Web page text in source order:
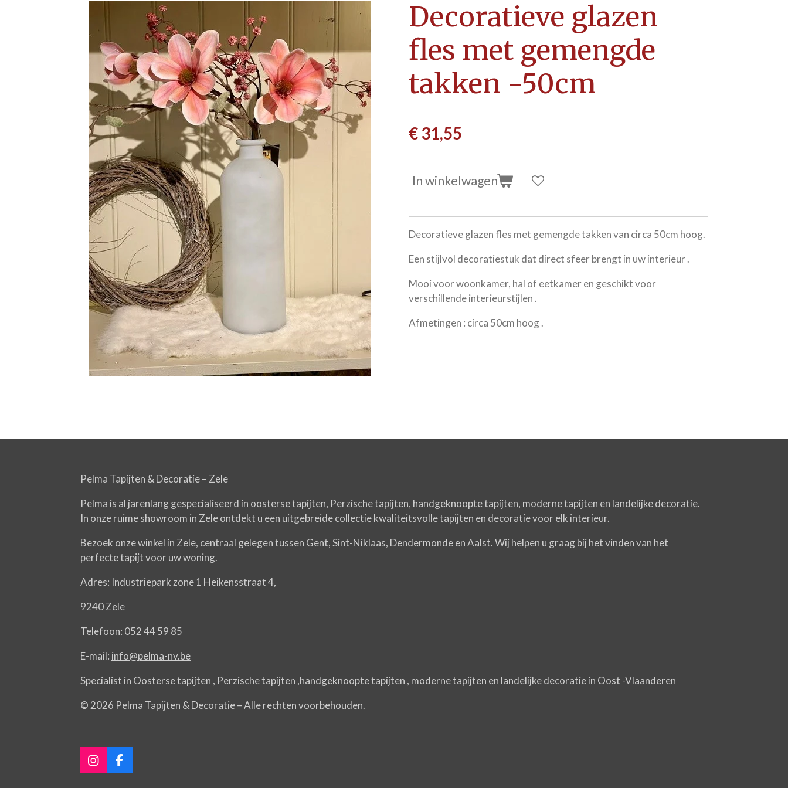
Decoratieve glazen
fles met gemengde
takken -50cm
€ 31,55
In winkelwagen
Decoratieve glazen fles met gemengde takken van circa 50cm hoog.
Een stijlvol decoratiestuk dat direct sfeer brengt in uw interieur .
Mooi voor woonkamer, hal of eetkamer en geschikt voor
verschillende interieurstijlen .
Afmetingen : circa 50cm hoog .
Pelma Tapijten & Decoratie – Zele
Pelma is al jarenlang gespecialiseerd in oosterse tapijten, Perzische tapijten, handgeknoopte tapijten, moderne tapijten en landelijke decoratie.
In onze ruime showroom in Zele ontdekt u een uitgebreide collectie kwaliteitsvolle tapijten en decoratie voor elk interieur.
Bezoek onze winkel in Zele, centraal gelegen tussen Gent, Sint-Niklaas, Dendermonde en Aalst. Wij helpen u graag bij het vinden van het
perfecte tapijt voor uw woning.
Adres: Industriepark zone 1 Heikensstraat 4,
9240 Zele
Telefoon: 052 44 59 85
E-mail: info@pelma-nv.be
Specialist in Oosterse tapijten , Perzische tapijten ,handgeknoopte tapijten , moderne tapijten en landelijke decoratie in Oost -Vlaanderen
© 2026 Pelma Tapijten & Decoratie – Alle rechten voorbehouden.
I
n
F
a